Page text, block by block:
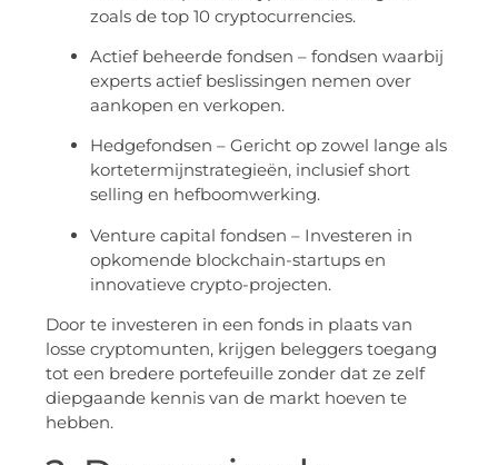
zoals de top 10 cryptocurrencies.
Actief beheerde fondsen – fondsen waarbij
experts actief beslissingen nemen over
aankopen en verkopen.
Hedgefondsen – Gericht op zowel lange als
kortetermijnstrategieën, inclusief short
selling en hefboomwerking.
Venture capital fondsen – Investeren in
opkomende blockchain-startups en
innovatieve crypto-projecten.
Door te investeren in een fonds in plaats van
losse cryptomunten, krijgen beleggers toegang
tot een bredere portefeuille zonder dat ze zelf
diepgaande kennis van de markt hoeven te
hebben.